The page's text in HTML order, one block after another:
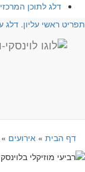
דלג לתוכן המרכזי
ראשי עליון. דלג
דף הבית» אירועים»